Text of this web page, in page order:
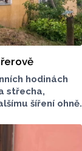
hodinách
střecha,
šíření ohně.